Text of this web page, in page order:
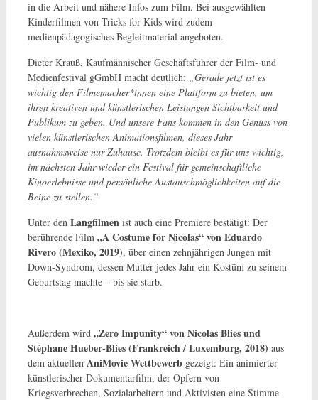
in die Arbeit und nähere Infos zum Film. Bei ausgewählten
Kinderfilmen von Tricks for Kids wird zudem
medienpädagogisches Begleitmaterial angeboten.
Dieter Krauß, Kaufmännischer Geschäftsführer der Film- und
Medienfestival gGmbH macht deutlich: „Gerade jetzt ist es
wichtig den Filmemacher*innen eine Plattform zu bieten, um
ihren kreativen und künstlerischen Leistungen Sichtbarkeit und
Publikum zu geben. Und unsere Fans kommen in den Genuss von
vielen künstlerischen Animationsfilmen, dieses Jahr
ausnahmsweise nur Zuhause. Trotzdem bleibt es für uns wichtig,
im nächsten Jahr wieder ein Festival für gemeinschaftliche
Kinoerlebnisse und persönliche Austauschmöglichkeiten auf die
Beine zu stellen.“
Unter den Langfilmenist auch eine Premiere bestätigt: Der
berührende Film „A Costume for Nicolas“ von Eduardo
Rivero (Mexiko, 2019), über einen zehnjährigen Jungen mit
Down-Syndrom, dessen Mutter jedes Jahr ein Kostüm zu seinem
Geburtstag machte – bis sie starb.
Außerdem wird „Zero Impunity“ von Nicolas Blies und
Stéphane Hueber-Blies (Frankreich / Luxemburg, 2018) aus
dem aktuellen AniMovie Wettbewerbgezeigt: Ein animierter
künstlerischer Dokumentarfilm, der Opfern von
Kriegsverbrechen, Sozialarbeitern und Aktivisten eine Stimme